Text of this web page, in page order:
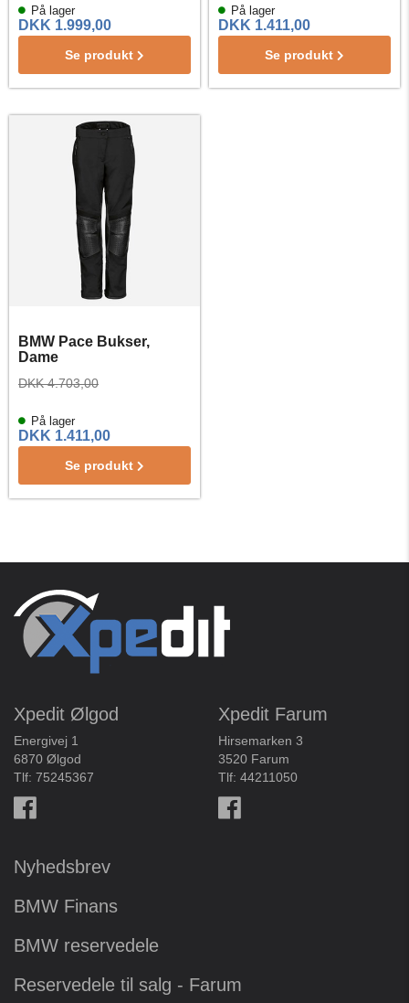
På lager
DKK 1.999,00
Se produkt
På lager
DKK 1.411,00
Se produkt
BMW Pace Bukser,
Dame
På lager
DKK 4.703,00
DKK 1.411,00
Se produkt
Xpedit Ølgod
Energivej 1
6870 Ølgod
Tlf: 75245367
Xpedit Farum
Hirsemarken 3
3520 Farum
Tlf: 44211050
Nyhedsbrev
BMW Finans
BMW reservedele
Reservedele til salg - Farum